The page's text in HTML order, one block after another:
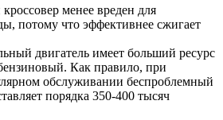
менее вреден для
потому что эффективнее сжигает
двигатель имеет больший ресурс
Как правило, при
обслуживании беспроблемный
порядка 350-400 тысяч